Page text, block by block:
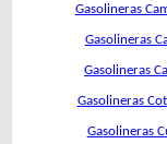
Gasolineras
Gasolineras
Gasolineras
Gasolineras
Gasolineras